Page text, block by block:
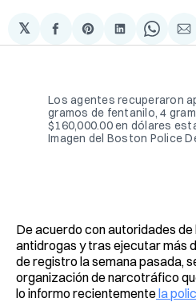
𝕏
Compartir
en
Share
on
Compartir
en
Share
on
Los agentes recuperaron
gramos de fentanilo, 4
$160,000.00 en dólares
Imagen del Boston Police
De acuerdo con autoridades
antidrogas y tras ejecutar más
de registro la semana pasada,
organización de narcotráfico
lo informo recientementela